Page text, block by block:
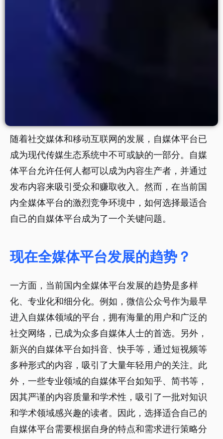
随着社交媒体和移动互联网的发展，自媒体平台已
成为现代传媒生态系统中不可或缺的一部分。自媒
体平台允许任何人都可以成为内容生产者，并通过
发布内容来吸引受众和赚取收入。然而，在当前国
内全媒体平台的激烈竞争环境中，如何选择最适合
自己的自媒体平台成为了一个关键问题。
现在全媒体平台发展的趋势？
一方面，当前国内全媒体平台发展的趋势是多样
化、专业化和细分化。例如，微信公众号作为最早
进入自媒体领域的平台，拥有海量的用户和广泛的
社交网络，已成为众多自媒体人士的首选。另外，
新兴的自媒体平台如抖音、快手等，通过短视频等
多种形式的内容，吸引了大量年轻用户的关注。此
外，一些专业领域的自媒体平台如知乎、简书等，
因其严谨的内容质量和学术性，吸引了一批对知识
和学术领域感兴趣的读者。因此，选择适合自己的
自媒体平台需要根据自身的特点和需求进行策略分